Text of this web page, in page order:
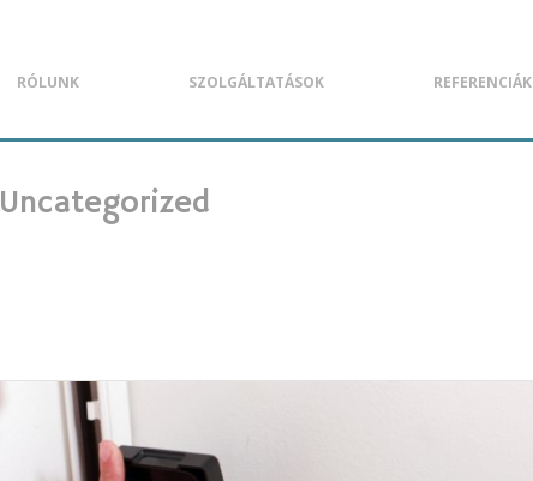
RÓLUNK SZOLGÁLTATÁSOK REFERENCIÁK
Uncategorized